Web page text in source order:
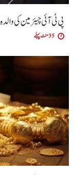
پی ٹی آئی چیئرمین کی
35 منٹ پہلے